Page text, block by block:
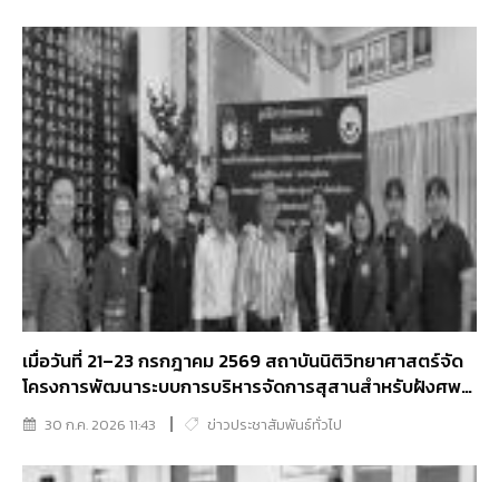
เมื่อวันที่ 21–23 กรกฎาคม 2569 สถาบันนิติวิทยาศาสตร์จัด
โครงการพัฒนาระบบการบริหารจัดการสุสานสำหรับฝังศพ
นิรนามและศพไร้ญาติของประเทศไทย
30 ก.ค. 2026 11:43 ข่าวประชาสัมพันธ์ทั่วไป